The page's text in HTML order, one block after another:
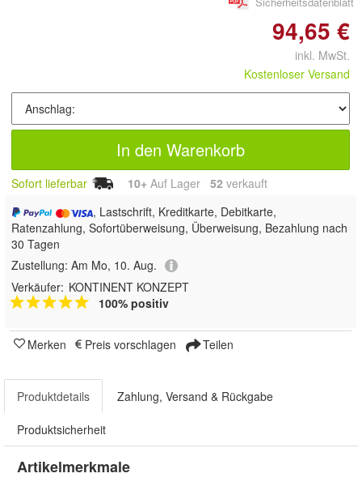
94,65 €
inkl. MwSt.
Kostenloser Versand
In den Warenkorb
Sofort lieferbar 10+ Auf Lager 52 verkauft
, Lastschrift, Kreditkarte, Debitkarte,
Ratenzahlung, Sofortüberweisung, Überweisung, Bezahlung nach
30 Tagen
Zustellung: Am Mo, 10. Aug.
Verkäufer: KONTINENT KONZEPT
100% positiv
Merken Preis vorschlagen Teilen
Produktdetails Zahlung, Versand & Rückgabe
Produktsicherheit
Artikelmerkmale